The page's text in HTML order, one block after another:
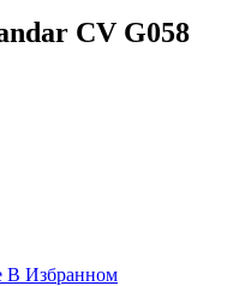
CV G058
В Избранном